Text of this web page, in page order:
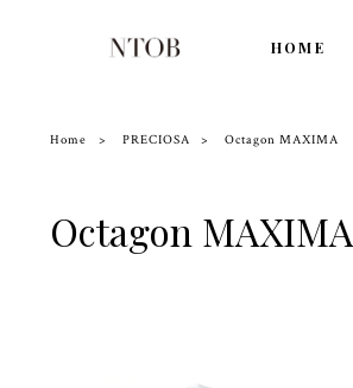
HOME
Home PRECIOSA Octagon MAXIMA
Octagon MAXIMA